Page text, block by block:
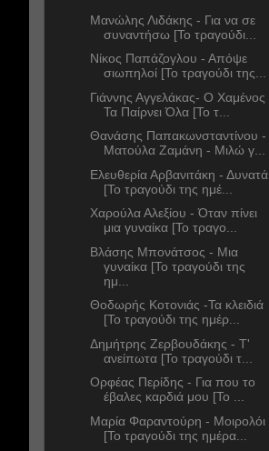
Μανώλης Λιδάκης - Για να σε
συναντήσω [Το τραγούδι...
Νίκος Παπάζογλου - Απόψε
σιωπηλοί [Το τραγούδι της...
Γιάννης Αγγελάκας- Ο Χαμένος
Τα Παίρνει Όλα [Το τ...
Θανάσης Παπακωνσταντίνου -
Ματούλα Ζαμάνη - Μιλώ γ...
Ελευθερία Αρβανιτάκη - Δυνατά
[Το τραγούδι της ημέ...
Χαρούλα Αλεξίου - Όταν πίνει
μια γυναίκα [Το τραγο...
Βλάσης Μπονάτσος - Μια
γυναίκα [Το τραγούδι της
ημ...
Θοδωρής Κοτονιάς -Τα κλειδιά
[Το τραγούδι της ημέρ...
Δημήτρης Ζερβουδάκης - Τ'
ανείπωτα [Το τραγούδι τ...
Ορφέας Περίδης - Για που το
έβαλες καρδιά μου [Το ...
Μαρία Φαραντούρη - Μοιρολόι
[Το τραγούδι της ημέρα...